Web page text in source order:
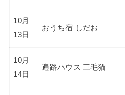
10月
13日
おうち宿 しだお
10月
14日
遍路ハウス 三毛猫